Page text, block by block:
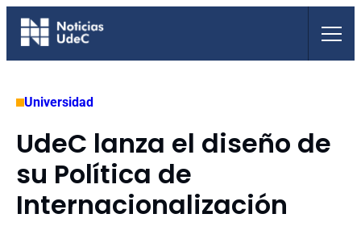
Saltar
Universidad
UdeC lanza el diseño de
su Política de
Internacionalización